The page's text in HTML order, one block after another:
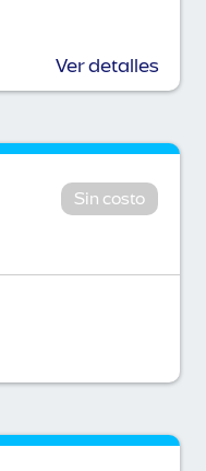
Ver detalles
Sin costo